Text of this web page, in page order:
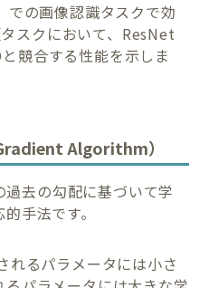
での画像認識タスクで効
スクにおいて、ResNet
競合する性能を示しま
Algorithm）
去の勾配に基づいて学
手法です。
れるパラメータには小さ